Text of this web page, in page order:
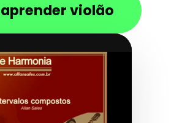
violão